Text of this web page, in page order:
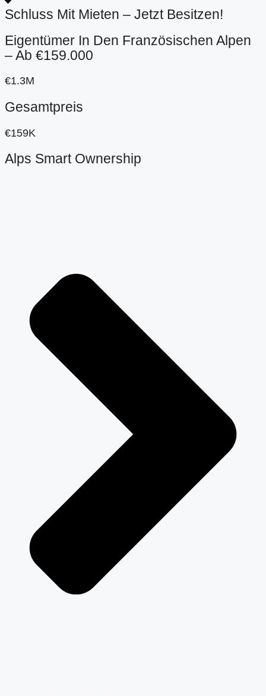
Schluss Mit Mieten – Jetzt Besitzen!
Eigentümer In Den Französischen Alpen
– Ab €159.000
€1.3M
Gesamtpreis
€159K
Alps Smart Ownership